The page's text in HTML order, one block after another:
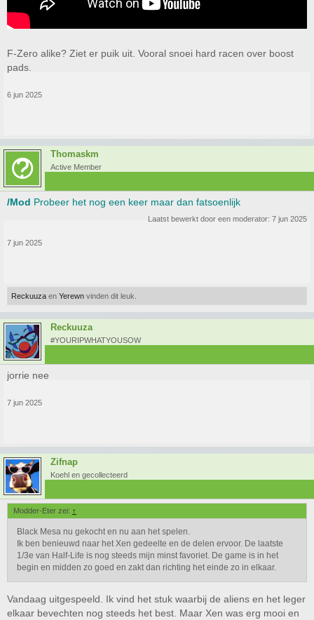
F-Zero alike? Ziet er puik uit. Vooral snoei hard racen over boost
pads.
6 jun 2025
Thomaskm
Active Member
/Mod Probeer het nog een keer maar dan fatsoenlijk
Laatst bewerkt door een moderator: 7 jun 2025
7 jun 2025
Reckuuza en Yerewn vinden dit leuk.
Reckuuza
#YOURIPWHATYOUSOW
jorrie nee
7 jun 2025
Zifnap
Koehl en gecollecteerd
Modder-Eter zei: ↑
Black Mesa nu gekocht en nu aan het spelen.
Ik ben benieuwd naar het Xen gedeelte en de delen ervoor. De laatste
1/3e van Half-Life is nog steeds mijn minst favoriet. De game is in het
begin en midden zo goed en zakt dan richting het einde zo in elkaar.
Vandaag uitgespeeld. Ik vind het stuk waarbij de aliens en het leger
elkaar bevechten nog steeds het best. Maar Xen was erg mooi en